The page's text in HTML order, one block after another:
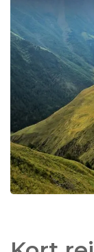
kerken en
in oog met
deberg Ararat
Baku
met al
Kaspische
Azerbeidzjan.
rijdt u naar
verder naar de
over de
in. In Armenië
eeuwenoude
heilige